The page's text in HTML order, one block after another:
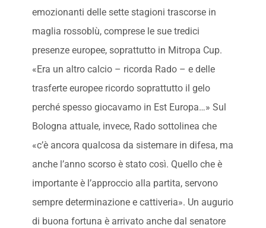
emozionanti delle sette stagioni trascorse in
maglia rossoblù, comprese le sue tredici
presenze europee, soprattutto in Mitropa Cup.
«Era un altro calcio – ricorda Rado – e delle
trasferte europee ricordo soprattutto il gelo
perché spesso giocavamo in Est Europa…» Sul
Bologna attuale, invece, Rado sottolinea che
«c’è ancora qualcosa da sistemare in difesa, ma
anche l’anno scorso è stato così. Quello che è
importante è l’approccio alla partita, servono
sempre determinazione e cattiveria». Un augurio
di buona fortuna è arrivato anche dal senatore